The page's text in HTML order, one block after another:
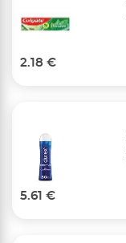
2.18 €
5.61 €